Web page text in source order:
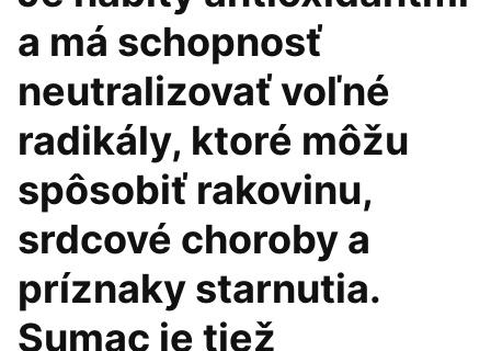
a má schopnosť
neutralizovať voľné
radikály, ktoré môžu
spôsobiť rakovinu,
srdcové choroby a
príznaky starnutia.
Sumac je tiež